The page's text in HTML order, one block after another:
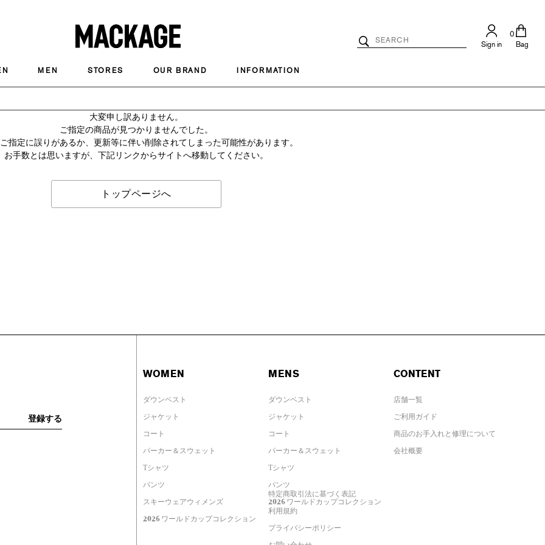
MACKAGE
Bag
0
Sign in
Search
Catalog
MEN STORES OUR BRAND INFORMATION
大変申し訳ありません。
ご指定の商品が見つかりませんでした。
指定に誤りがあるか、更新等に伴い削除されてしまった可能性があります。
お手数とは思いますが、下記リンクからサイトへ移動してください。
トップページへ
WOMEN
ダウンベスト
ジャケット
コート
パーカー＆スウェット
Tシャツ
パンツ
スキーウェアウィメンズ
2026 ワールドカップコレクション
MENS
ダウンベスト
ジャケット
コート
パーカー＆スウェット
Tシャツ
パンツ
2026 ワールドカップコレクション
CONTENT
店舗一覧
ご利用ガイド
商品のお手入れと修理について
会社概要
特定商取引法に基づく表記
利用規約
プライバシーポリシー